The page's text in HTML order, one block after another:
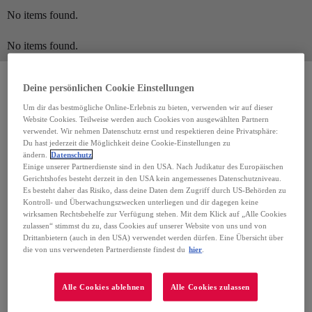
No items found.
No items found.
Deine persönlichen Cookie Einstellungen
Um dir das bestmögliche Online-Erlebnis zu bieten, verwenden wir auf dieser
Website Cookies. Teilweise werden auch Cookies von ausgewählten Partnern
verwendet. Wir nehmen Datenschutz ernst und respektieren deine Privatsphäre:
Du hast jederzeit die Möglichkeit deine Cookie-Einstellungen zu
ändern.
Datenschutz
Einige unserer Partnerdienste sind in den USA. Nach Judikatur des Europäischen
Gerichtshofes besteht derzeit in den USA kein angemessenes Datenschutzniveau.
Es besteht daher das Risiko, dass deine Daten dem Zugriff durch US-Behörden zu
Kontroll- und Überwachungszwecken unterliegen und dir dagegen keine
wirksamen Rechtsbehelfe zur Verfügung stehen. Mit dem Klick auf „Alle Cookies
zulassen“ stimmst du zu, dass Cookies auf unserer Website von uns und von
Drittanbietern (auch in den USA) verwendet werden dürfen. Eine Übersicht über
die von uns verwendeten Partnerdienste findest du hier
Alle Cookies ablehnen Alle Cookies zulassen